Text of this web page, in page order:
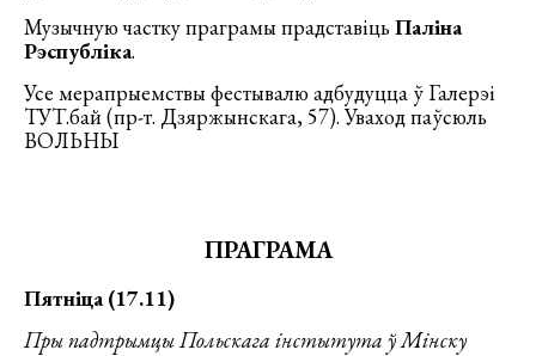
Музычную частку праграмы прадставіцьПаліна
Рэспубліка.
Усе мерапрыемствы фестывалю адбудуцца ў Галерэі
ТУТ.бай (пр-т. Дзяржынскага, 57). Уваход паўсюль
ВОЛЬНЫ
ПРАГРАМА
Пятніца (17.11)
Пры падтрымцы Польскага інстытута ў Мінску